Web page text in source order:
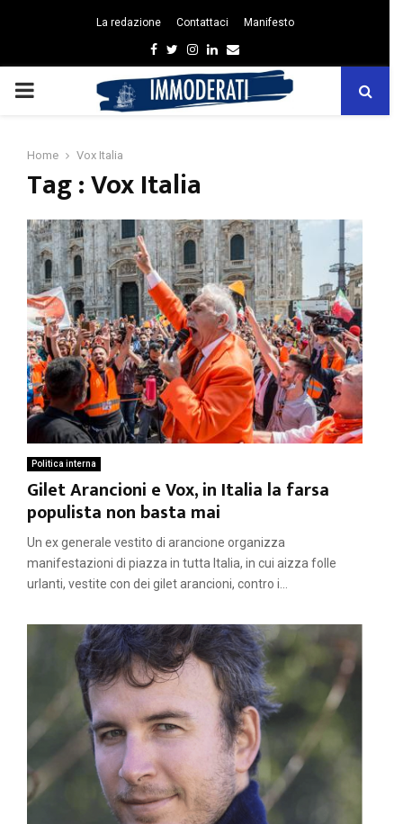
La redazione Contattaci Manifesto
Facebook
Twitter
Instagram
Linkedin
Email
PRIMARY
Home Vox Italia
Tag : Vox Italia
Politica interna
Gilet Arancioni e Vox, in Italia la farsa
populista non basta mai
Un ex generale vestito di arancione organizza
manifestazioni di piazza in tutta Italia, in cui aizza folle
urlanti, vestite con dei gilet arancioni, contro i...